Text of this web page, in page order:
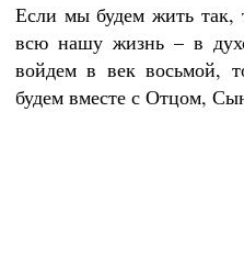
Если мы будем жить так,
всю нашу жизнь – в
войдем в век восьмой,
будем вместе с Отцом,